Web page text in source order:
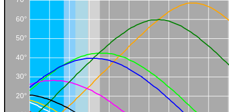
20°
30°
40°
50°
60°